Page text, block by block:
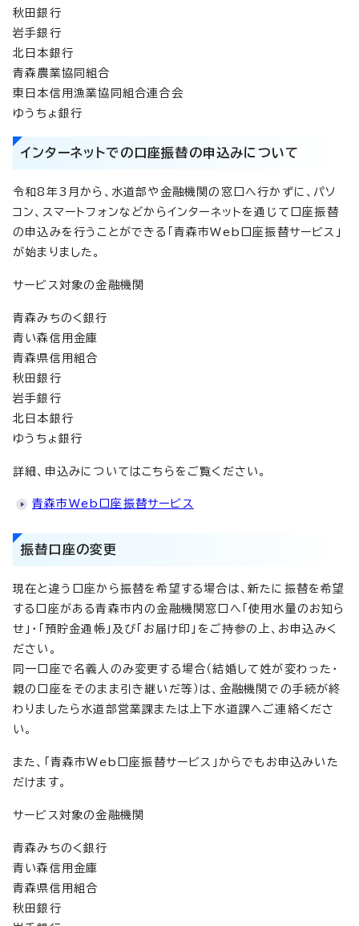
秋田銀行
岩手銀行
北日本銀行
青森農業協同組合
東日本信用漁業協同組合連合会
ゆうちょ銀行
インターネットでの口座振替の申込みについて
令和8年3月から、水道部や金融機関の窓口へ行かずに、パソ
コン、スマートフォンなどからインターネットを通じて口座振替
の申込みを行うことができる「青森市Web口座振替サービス」
が始まりました。
サービス対象の金融機関
青森みちのく銀行
青い森信用金庫
青森県信用組合
秋田銀行
岩手銀行
北日本銀行
ゆうちょ銀行
詳細、申込みについてはこちらをご覧ください。
青森市Web口座振替サービス
振替口座の変更
現在と違う口座から振替を希望する場合は、新たに振替を希望
する口座がある青森市内の金融機関窓口へ「使用水量のお知ら
せ」・「預貯金通帳」及び「お届け印」をご持参の上、お申込みく
ださい。
同一口座で名義人のみ変更する場合（結婚して姓が変わった・
親の口座をそのまま引き継いだ等）は、金融機関での手続が終
わりましたら水道部営業課または上下水道課へご連絡くださ
い。
また、「青森市Web口座振替サービス」からでもお申込みいた
だけます。
サービス対象の金融機関
青森みちのく銀行
青い森信用金庫
青森県信用組合
秋田銀行